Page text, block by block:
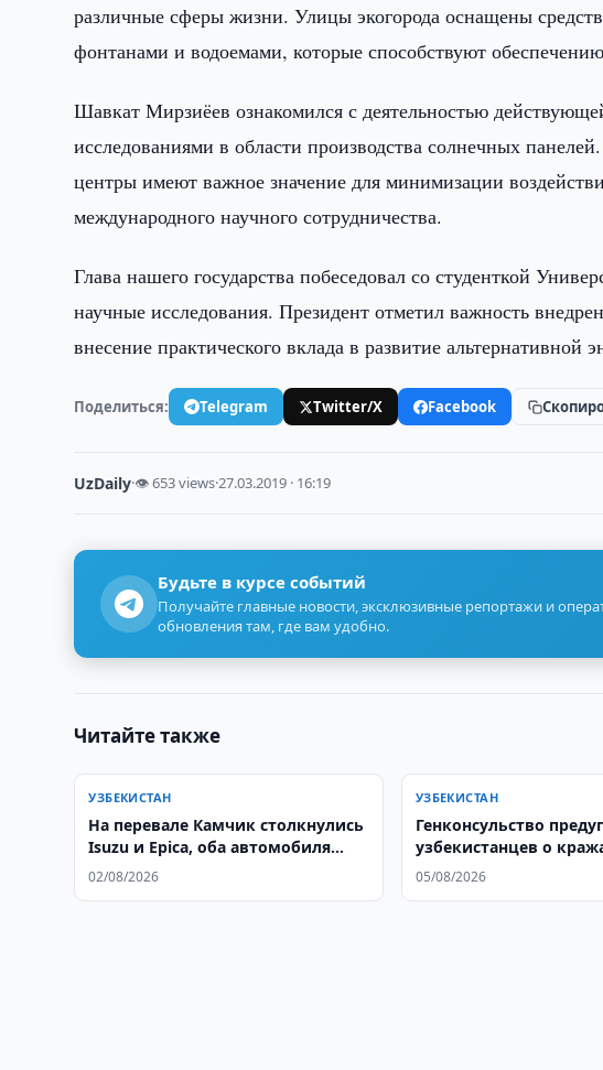
различные сферы жизни. Улицы экогорода оснащены
фонтанами и водоемами, которые способствуют
Шавкат Мирзиёев ознакомился с деятельностью
исследованиями в области производства солнечных
центры имеют важное значение для минимизации
международного научного сотрудничества.
Глава нашего государства побеседовал со студенткой
научные исследования. Президент отметил важность
внесение практического вклада в развитие альтернативной
Поделиться: Telegram Twitter/X Facebook
UzDaily·👁 653 views·27.03.2019 · 16:19
Будьте в курсе событий
Получайте главные новости, эксклюзивные репортажи и
обновления там, где вам удобно.
Читайте также
УЗБЕКИСТАН
На перевале Камчик столкнулись
Isuzu и Epica, оба автомобиля
сгорели
02/08/2026
УЗБЕКИСТАН
Генконсульство
узбекистанцев о
Стамбуле
05/08/2026